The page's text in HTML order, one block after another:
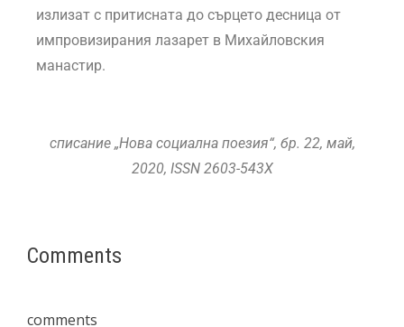
излизат с притисната до сърцето десница от
импровизирания лазарет в Михайловския
манастир.
списание „Нова социална поезия“, бр. 22, май,
2020, ISSN 2603-543X
Comments
comments